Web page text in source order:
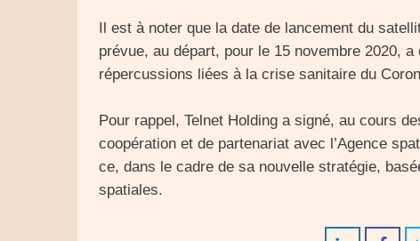
Il est à noter que la date de lancement du
prévue, au départ, pour le 15 novembre 2020,
répercussions liées à la crise sanitaire du
Pour rappel, Telnet Holding a signé, au cours
coopération et de partenariat avec l’Agence
ce, dans le cadre de sa nouvelle stratégie,
spatiales.